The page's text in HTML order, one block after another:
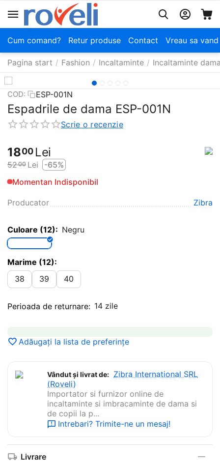
Cum comand? Retur produse Contact Vreau sa
Pagina start / Fashion / Incaltaminte / Incaltaminte
COD: ESP-001N
Espadrile de dama ESP-001N
Scrie o recenzie
1800 Lei
5200 Lei
-65%
Momentan Indisponibil
Producator Zibra
Culoare (12): Negru
Marime (12):
38
39 40
Perioada de returnare: 14 zile
Adăugați la lista de preferințe
Vândut și livrat de: Zibra International SRL
(Roveli)
Importator si furnizor online de
incaltaminte si imbracaminte de dama si
de copii la p...
Intrebari? Trimite-ne un mesaj!
Livrare